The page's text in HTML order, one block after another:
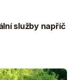
služby napříč